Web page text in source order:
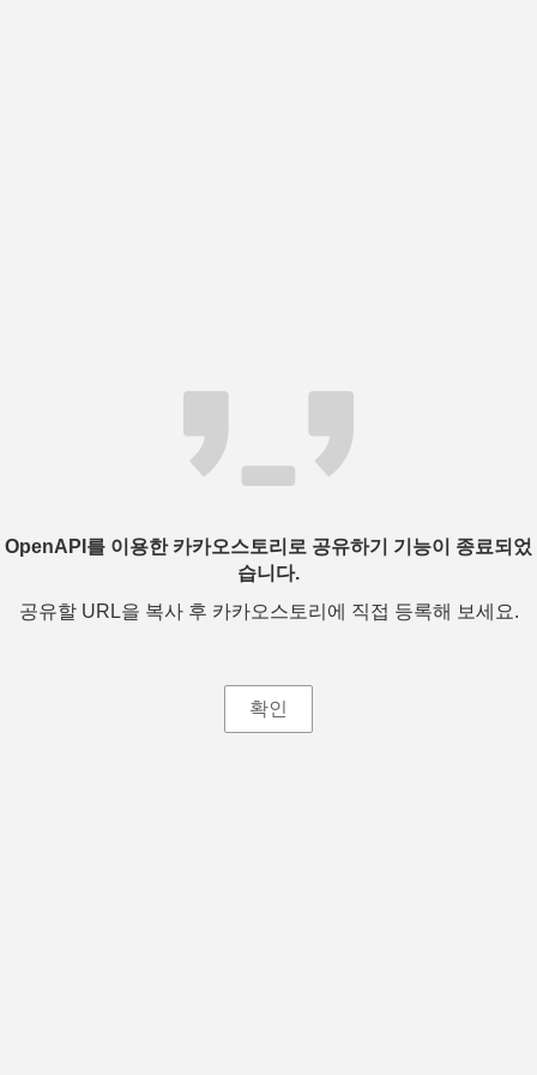
OpenAPI를 이용한 카카오스토리로 공유하기 기능이 종료되었
습니다.
공유할 URL을 복사 후 카카오스토리에 직접 등록해 보세요.
확인